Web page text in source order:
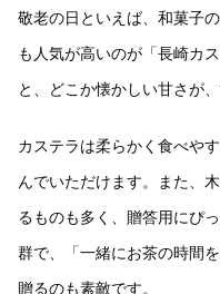
敬老の日といえば、和菓子
も人気が高いのが「長崎カ
と、どこか懐かしい甘さが
カステラは柔らかく食べや
んでいただけます。また、
るものも多く、贈答用にぴ
群で、「一緒にお茶の時間
贈るのも素敵です。